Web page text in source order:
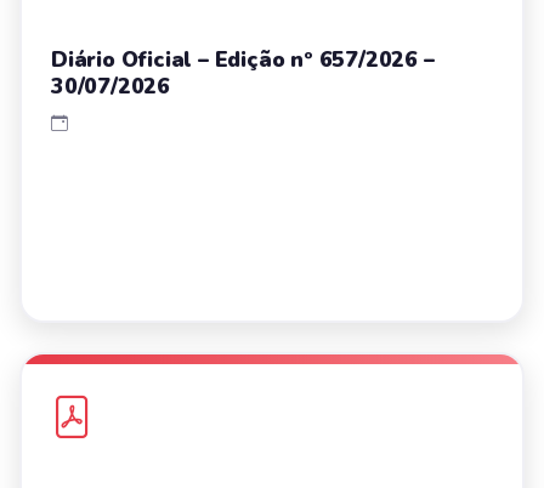
Diário Oficial – Edição nº 657/2026 –
30/07/2026